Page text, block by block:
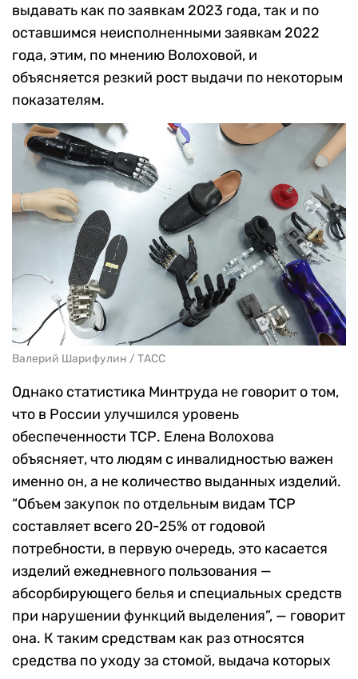
выдавать как по заявкам 2023 года, так и по
оставшимся неисполненными заявкам 2022
года, этим, по мнению Волоховой, и
объясняется резкий рост выдачи по некоторым
показателям.
Валерий Шарифулин / ТАСС
Однако статистика Минтруда не говорит о том,
что в России улучшился уровень
обеспеченности ТСР. Елена Волохова
объясняет, что людям с инвалидностью важен
именно он, а не количество выданных изделий.
“Объем закупок по отдельным видам ТСР
составляет всего 20-25% от годовой
потребности, в первую очередь, это касается
изделий ежедневного пользования —
абсорбирующего белья и специальных средств
при нарушении функций выделения”, — говорит
она. К таким средствам как раз относятся
средства по уходу за стомой, выдача которых